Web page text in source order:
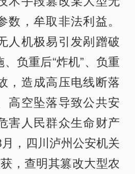
数，牟取非法利益。
人机极易引发剐蹭破
负重后“炸机”、负重
，造成高压电线断落
高空坠落导致公共安
害人民群众生命财产
，四川泸州公安机关
，查明其篡改大型农